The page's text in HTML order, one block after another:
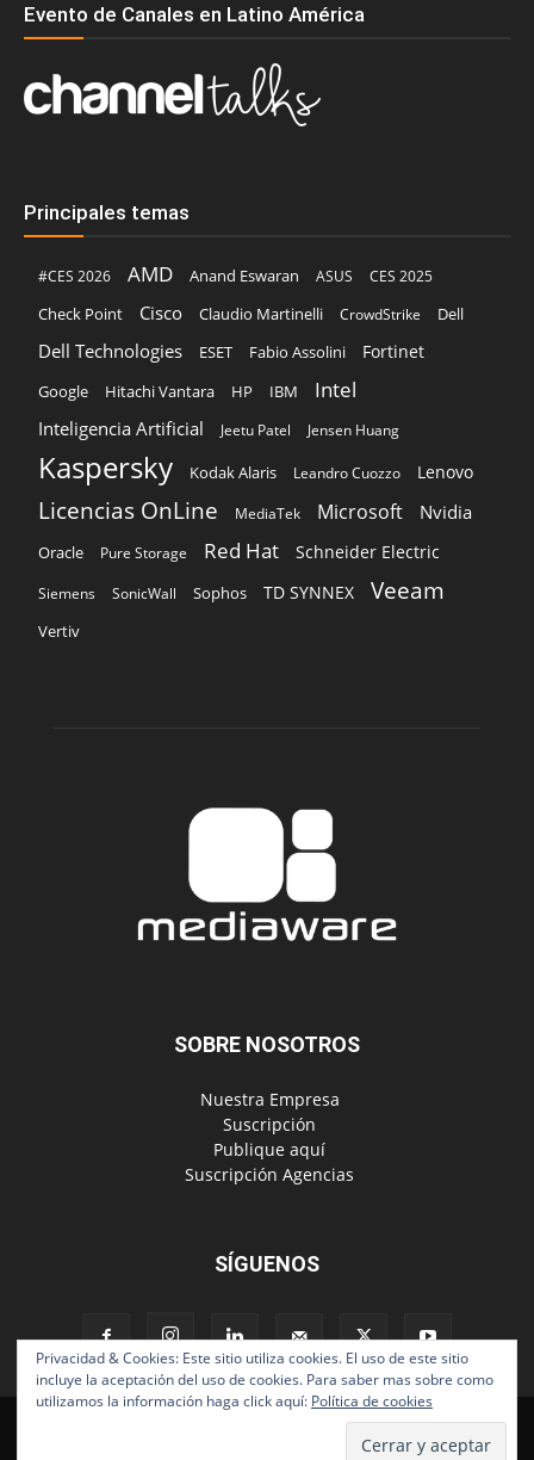
Evento de Canales en Latino América
Principales temas
#CES 2026 AMD Anand Eswaran ASUS
CES 2025
Check Point
Cisco Claudio Martinelli CrowdStrike Dell
Dell Technologies ESET Fabio Assolini Fortinet
Google Hitachi Vantara HP IBM Intel
Inteligencia Artificial Jeetu Patel Jensen Huang
Kaspersky Kodak Alaris Leandro Cuozzo Lenovo
Licencias OnLine MediaTek Microsoft Nvidia
Oracle Pure Storage Red Hat Schneider Electric
Siemens SonicWall Sophos TD SYNNEX Veeam
Vertiv
SOBRE NOSOTROS
‎ Nuestra Empresa
‎ Suscripción
‎ Publique aquí
‎ Suscripción Agencias
SÍGUENOS
Privacidad & Cookies: Este sitio utiliza cookies. El uso de este sitio
incluye la aceptación del uso de cookies. Para saber mas sobre como
utilizamos la información haga click aquí: Política de cookies